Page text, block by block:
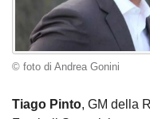
© foto di Andrea Gonini
Tiago Pinto, GM della